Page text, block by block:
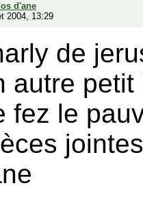
d'ane
2004, 13:29
de
autre petit
fez le